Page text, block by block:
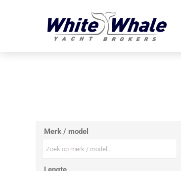
Merk / model